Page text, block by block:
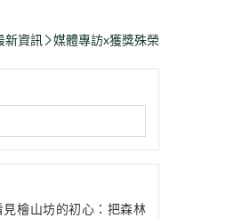
新資訊 媒體專訪x獲獎殊榮
檜山坊的初心：把森林